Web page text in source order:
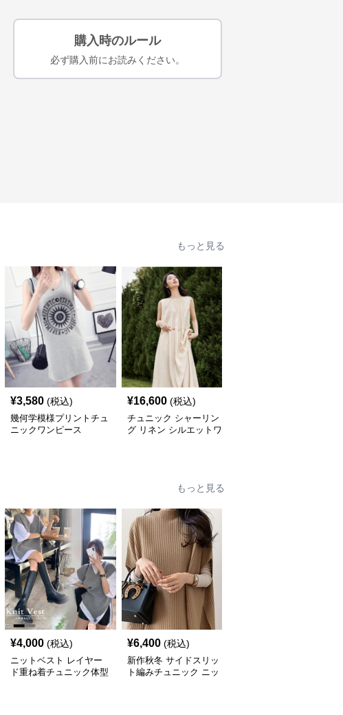
購入時のルール
必ず購入前にお読みください。
もっと見る
¥3,580 (税込)
幾何学模様プリントチュ
ニックワンピース
¥16,600 (税込)
チュニック シャーリン
グ リネン シルエットワ
もっと見る
¥4,000 (税込)
ニットベスト レイヤー
ド重ね着チュニック体型
¥6,400 (税込)
新作秋冬 サイドスリッ
ト編みチュニック ニッ